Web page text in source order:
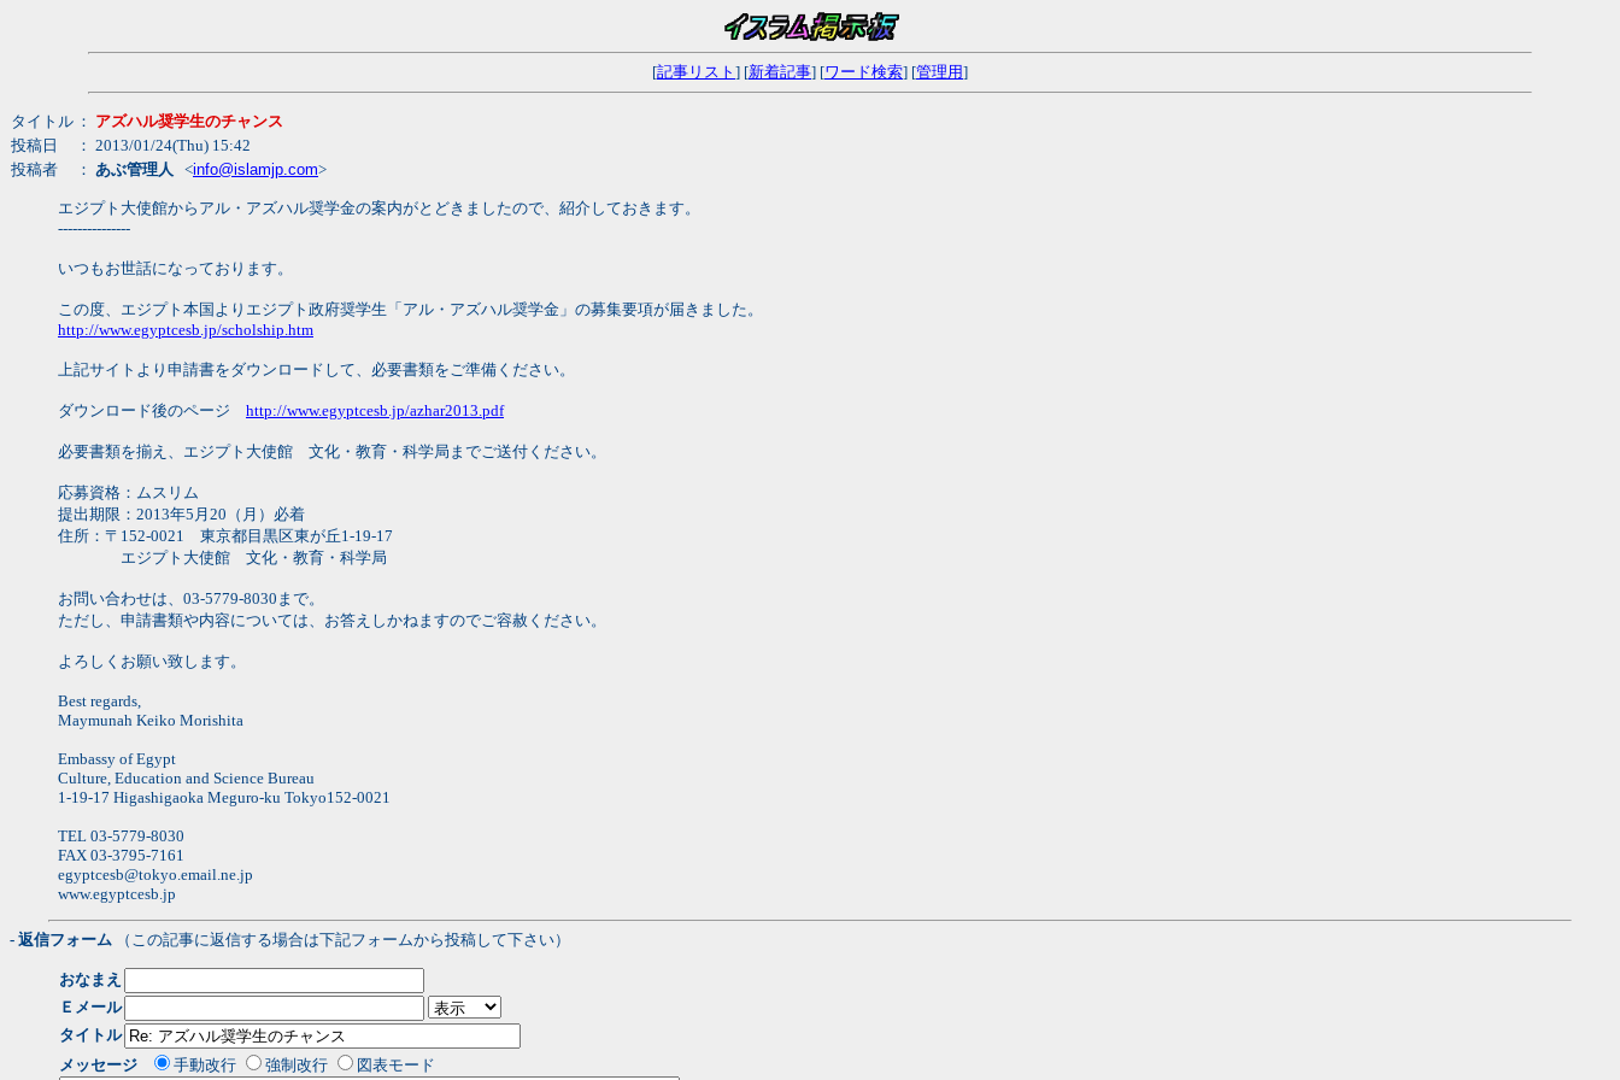
[記事リスト ] [新着記事] [ワード検索] [管理用]
タイトル ： アズハル奨学生のチャンス
投稿日
： 2013/01/24(Thu) 15:42
投稿者
： あぶ管理人 <info@islamjp.com>
エジプト大使館からアル・アズハル奨学金の案内がとどきましたので、紹介しておきます。
---------------
いつもお世話になっております。
この度、エジプト本国よりエジプト政府奨学生「アル・アズハル奨学金」の募集要項が届きました。
http://www.egyptcesb.jp/scholship.htm
上記サイトより申請書をダウンロードして、必要書類をご準備ください。
ダウンロード後のページ http://www.egyptcesb.jp/azhar2013.pdf
必要書類を揃え、エジプト大使館 文化・教育・科学局までご送付ください。
応募資格：ムスリム
提出期限：2013年5月20（月）必着
住所：〒152-0021 東京都目黒区東が丘1-19-17
エジプト大使館 文化・教育・科学局
お問い合わせは、03-5779-8030まで。
ただし、申請書類や内容については、お答えしかねますのでご容赦ください。
よろしくお願い致します。
Best regards,
Maymunah Keiko Morishita
Embassy of Egypt
Culture, Education and Science Bureau
1-19-17 Higashigaoka Meguro-ku Tokyo152-0021
TEL 03-5779-8030
FAX 03-3795-7161
egyptcesb@tokyo.email.ne.jp
www.egyptcesb.jp
- 返信フォーム （この記事に返信する場合は下記フォームから投稿して下さい）
おなまえ
Ｅメール
タイトル
メッセージ
手動改行 強制改行 図表モード